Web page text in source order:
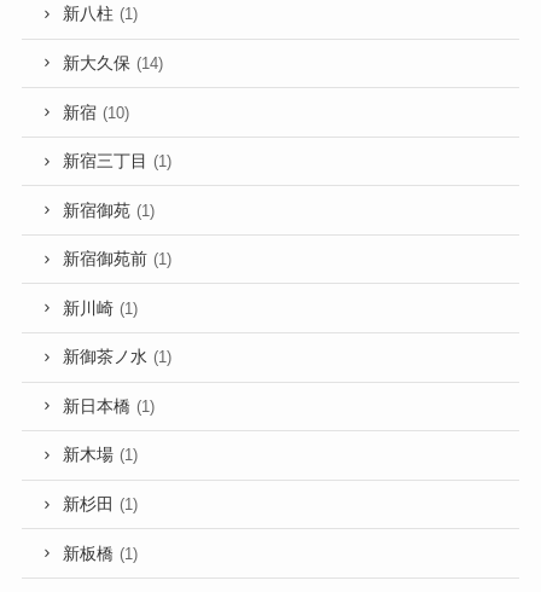
新八柱 (1)
新大久保 (14)
新宿 (10)
新宿三丁目 (1)
新宿御苑 (1)
新宿御苑前 (1)
新川崎 (1)
新御茶ノ水 (1)
新日本橋 (1)
新木場 (1)
新杉田 (1)
新板橋 (1)